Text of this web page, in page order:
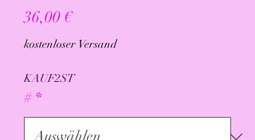
36,00 €Preis
kostenloser Versand
KAUF2ST
# *